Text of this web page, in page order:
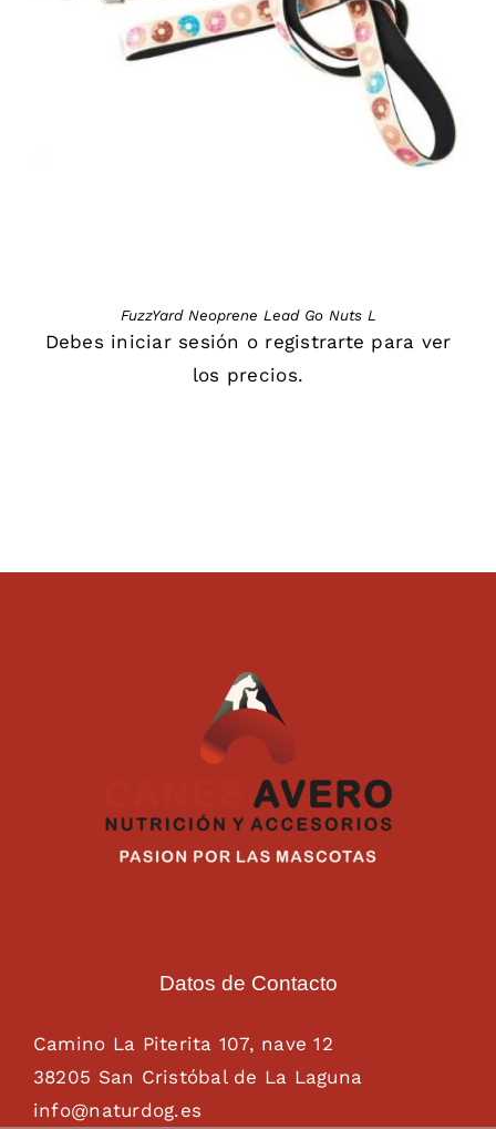
FuzzYard Neoprene Lead Go Nuts L
Debes iniciar sesión o registrarte para ver
los precios.
Datos de Contacto
Camino La Piterita 107, nave 12
38205 San Cristóbal de La Laguna
info@naturdog.es